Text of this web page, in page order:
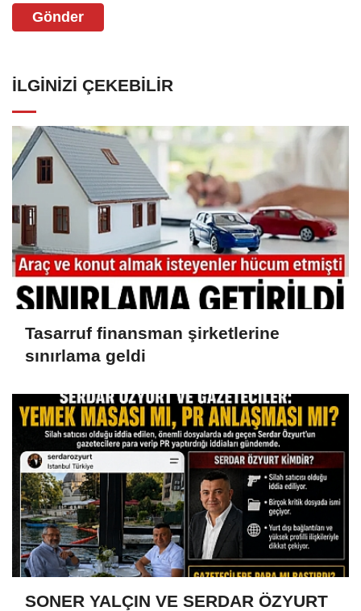
Gönder
İLGINIZI ÇEKEBILIR
Tasarruf finansman şirketlerine
sınırlama geldi
SONER YALÇIN VE SERDAR ÖZYURT